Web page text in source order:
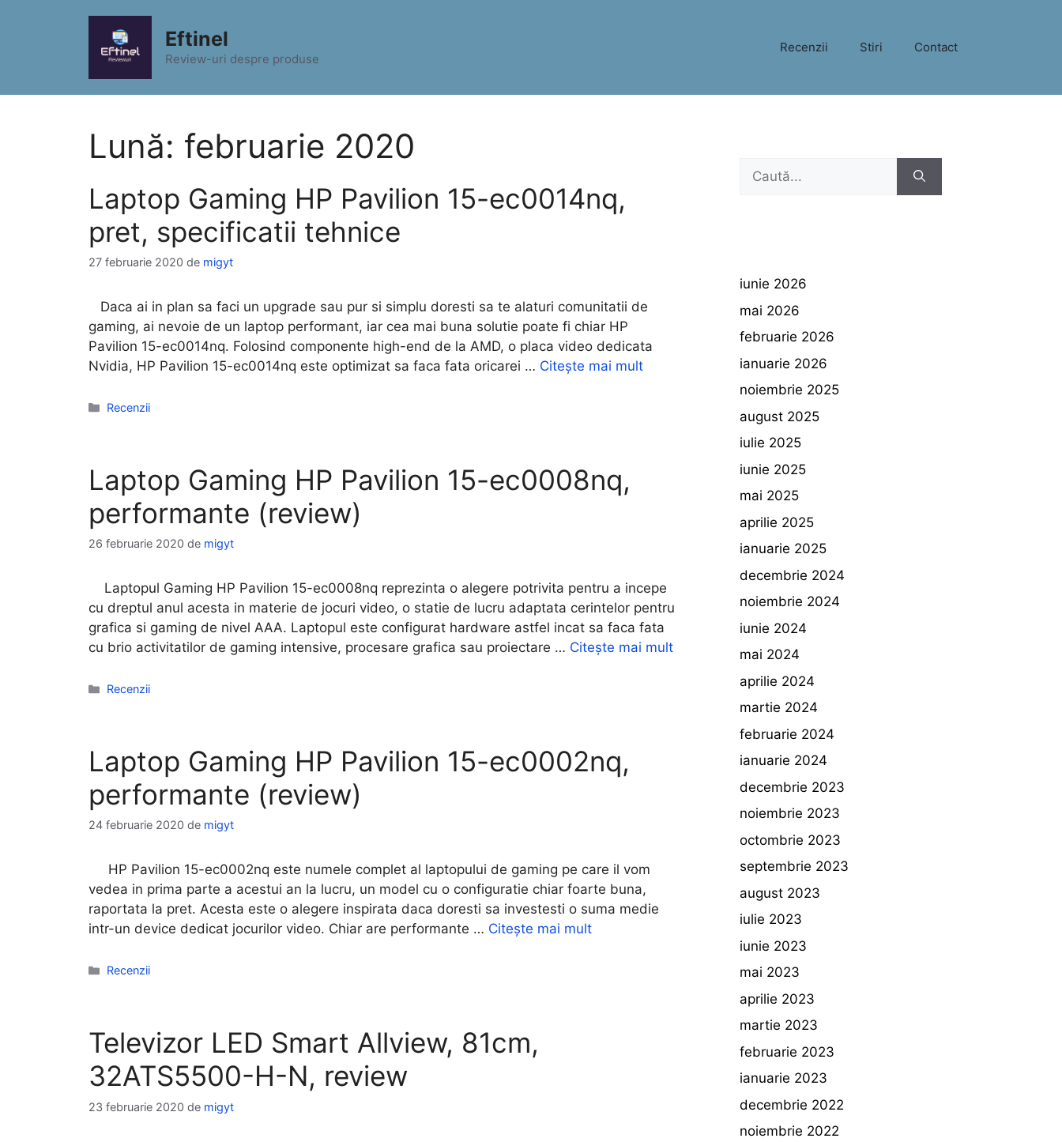
Eftinel
Review-uri despre produse
Recenzii Stiri Contact
Lună: februarie 2020
Laptop Gaming HP Pavilion 15-ec0014nq,
pret, specificatii tehnice
27 februarie 2020 de migyt
Daca ai in plan sa faci un upgrade sau pur si simplu doresti sa te alaturi comunitatii de
gaming, ai nevoie de un laptop performant, iar cea mai buna solutie poate fi chiar HP
Pavilion 15-ec0014nq. Folosind componente high-end de la AMD, o placa video dedicata
Nvidia, HP Pavilion 15-ec0014nq este optimizat sa faca fata oricarei … Citește mai mult
Categorii
Recenzii
Laptop Gaming HP Pavilion 15-ec0008nq,
performante (review)
26 februarie 2020 de migyt
Laptopul Gaming HP Pavilion 15-ec0008nq reprezinta o alegere potrivita pentru a incepe
cu dreptul anul acesta in materie de jocuri video, o statie de lucru adaptata cerintelor pentru
grafica si gaming de nivel AAA. Laptopul este configurat hardware astfel incat sa faca fata
cu brio activitatilor de gaming intensive, procesare grafica sau proiectare … Citește mai mult
Categorii
Recenzii
Laptop Gaming HP Pavilion 15-ec0002nq,
performante (review)
24 februarie 2020 de migyt
HP Pavilion 15-ec0002nq este numele complet al laptopului de gaming pe care il vom
vedea in prima parte a acestui an la lucru, un model cu o configuratie chiar foarte buna,
raportata la pret. Acesta este o alegere inspirata daca doresti sa investesti o suma medie
intr-un device dedicat jocurilor video. Chiar are performante … Citește mai mult
Categorii
Recenzii
Televizor LED Smart Allview, 81cm,
32ATS5500-H-N, review
23 februarie 2020 de migyt
Caută
iunie 2026
mai 2026
februarie 2026
ianuarie 2026
noiembrie 2025
august 2025
iulie 2025
iunie 2025
mai 2025
aprilie 2025
ianuarie 2025
decembrie 2024
noiembrie 2024
iunie 2024
mai 2024
aprilie 2024
martie 2024
februarie 2024
ianuarie 2024
decembrie 2023
noiembrie 2023
octombrie 2023
septembrie 2023
august 2023
iulie 2023
iunie 2023
mai 2023
aprilie 2023
martie 2023
februarie 2023
ianuarie 2023
decembrie 2022
noiembrie 2022